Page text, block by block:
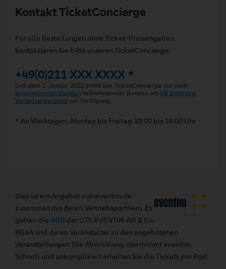
Kontakt TicketConcierge
Für alle Bestellungen ohne Ticket-Preisangaben
kontaktieren Sie bitte unseren TicketConcierge:
+49(0)211 XXX XXXX *
Seit dem 1. Januar 2022 steht der TicketConcierge nur noch
angemeldeten Kunden teilnehmender Banken am VR Entertain
Vorteilsprogramm zur Verfügung.
* An Werktagen, Montag bis Freitag 10:00 bis 18:00 Uhr
Dies ist ein Angebot von eventim.de
zusammen mit deren Vertriebspartnern. Es
gelten die AGB der CTS EVENTIM AG & Co.
KGaA und deren Veranstalter zu den angebotenen
Veranstaltungen. Die Abwicklung übernimmt eventim.
Schnell und unkompliziert erhalten Sie die Tickets per Post.